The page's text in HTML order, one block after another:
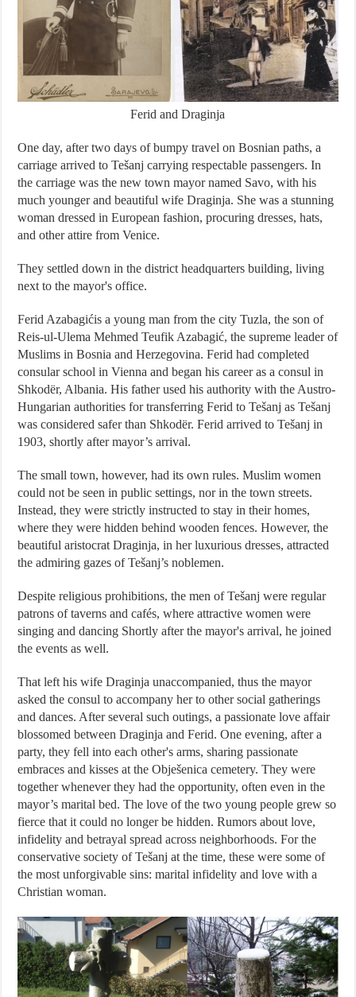
Ferid and Draginja
One day, after two days of bumpy travel on Bosnian paths, a
carriage arrived to Tešanj carrying respectable passengers. In
the carriage was the new town mayor named Savo, with his
much younger and beautiful wife Draginja. She was a stunning
woman dressed in European fashion, procuring dresses, hats,
and other attire from Venice.
They settled down in the district headquarters building, living
next to the mayor's office.
Ferid Azabagićis a young man from the city Tuzla, the son of
Reis-ul-Ulema Mehmed Teufik Azabagić, the supreme leader of
Muslims in Bosnia and Herzegovina. Ferid had completed
consular school in Vienna and began his career as a consul in
Shkodër, Albania. His father used his authority with the Austro-
Hungarian authorities for transferring Ferid to Tešanj as Tešanj
was considered safer than Shkodër. Ferid arrived to Tešanj in
1903, shortly after mayor’s arrival.
The small town, however, had its own rules. Muslim women
could not be seen in public settings, nor in the town streets.
Instead, they were strictly instructed to stay in their homes,
where they were hidden behind wooden fences. However, the
beautiful aristocrat Draginja, in her luxurious dresses, attracted
the admiring gazes of Tešanj’s noblemen.
Despite religious prohibitions, the men of Tešanj were regular
patrons of taverns and cafés, where attractive women were
singing and dancing Shortly after the mayor's arrival, he joined
the events as well.
That left his wife Draginja unaccompanied, thus the mayor
asked the consul to accompany her to other social gatherings
and dances. After several such outings, a passionate love affair
blossomed between Draginja and Ferid. One evening, after a
party, they fell into each other's arms, sharing passionate
embraces and kisses at the Obješenica cemetery. They were
together whenever they had the opportunity, often even in the
mayor’s marital bed. The love of the two young people grew so
fierce that it could no longer be hidden. Rumors about love,
infidelity and betrayal spread across neighborhoods. For the
conservative society of Tešanj at the time, these were some of
the most unforgivable sins: marital infidelity and love with a
Christian woman.